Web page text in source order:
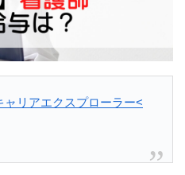
ャリアエクスプローラー<